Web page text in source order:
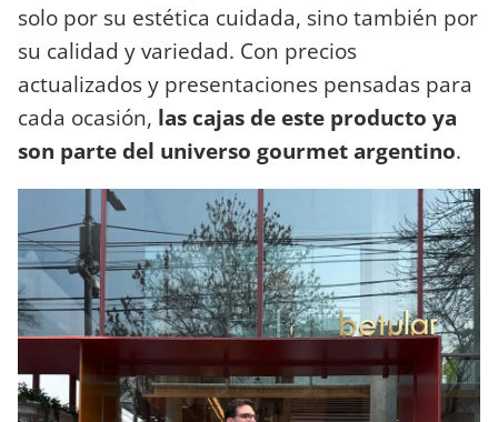
solo por su estética cuidada, sino también por
su calidad y variedad. Con precios
actualizados y presentaciones pensadas para
cada ocasión, las cajas de este producto ya
son parte del universo gourmet argentino.